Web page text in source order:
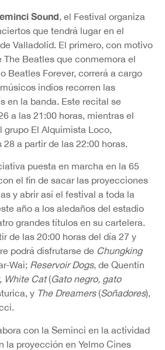
Sound, el Festival organiza
que tendrá lugar en el
Valladolid. El primero, con motivo
The Beatles que conmemora el
Beatles Forever, correrá a cargo
indios recorren las
en la banda. Este recital se
a las 21:00 horas, mientras el
grupo El Alquimista Loco,
a partir de las 22:00 horas.
puesta en marcha en la 65
el fin de sacar las proyecciones
y abrir así el festival a toda la
año a los aledaños del estadio
grandes títulos en su cartelera.
de las 20:00 horas del día 27 y
podrá disfrutarse de Chungking
Wai; Reservoir Dogs, de Quentin
White Cat(Gato negro, gato
y The Dreamers(Soñadores),
con la Seminci en la actividad
la proyección en Yelmo Cines